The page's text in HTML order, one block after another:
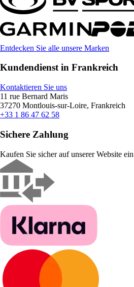
Entdecken Sie alle unsere Marken
Kundendienst in Frankreich
Kontaktieren Sie uns
11 rue Bernard Maris
37270 Montlouis-sur-Loire, Frankreich
+33 1 86 47 62 58
Sichere Zahlung
Kaufen Sie sicher auf unserer Website ein